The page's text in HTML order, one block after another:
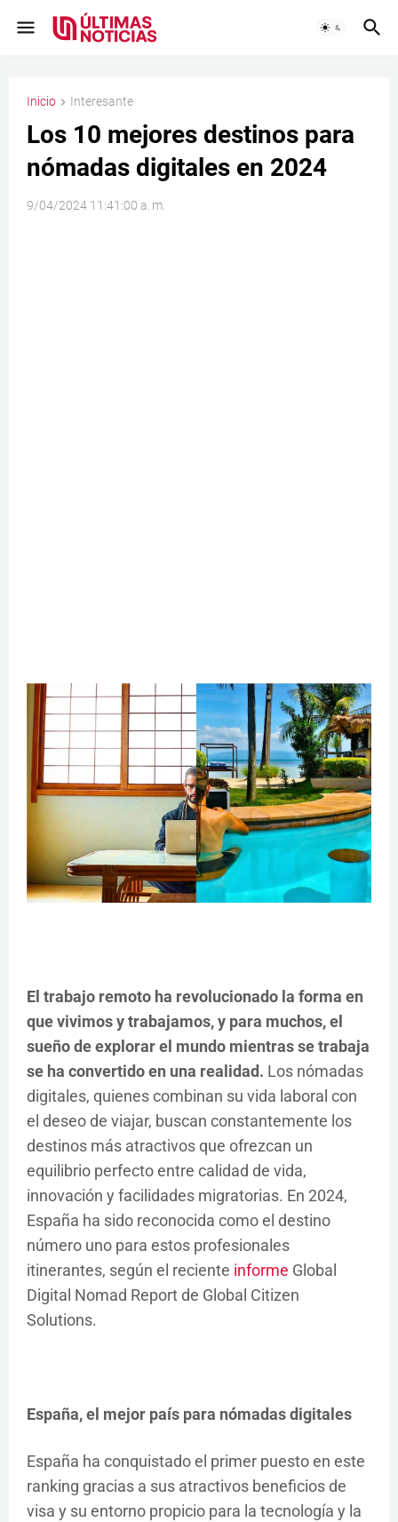
Inicio Interesante
Los 10 mejores destinos para
nómadas digitales en 2024
9/04/2024 11:41:00 a. m.
El trabajo remoto ha revolucionado la forma en
que vivimos y trabajamos, y para muchos, el
sueño de explorar el mundo mientras se trabaja
se ha convertido en una realidad. Los nómadas
digitales, quienes combinan su vida laboral con
el deseo de viajar, buscan constantemente los
destinos más atractivos que ofrezcan un
equilibrio perfecto entre calidad de vida,
innovación y facilidades migratorias. En 2024,
España ha sido reconocida como el destino
número uno para estos profesionales
itinerantes, según el reciente informe Global
Digital Nomad Report de Global Citizen
Solutions.
España, el mejor país para nómadas digitales
España ha conquistado el primer puesto en este
ranking gracias a sus atractivos beneficios de
visa y su entorno propicio para la tecnología y la